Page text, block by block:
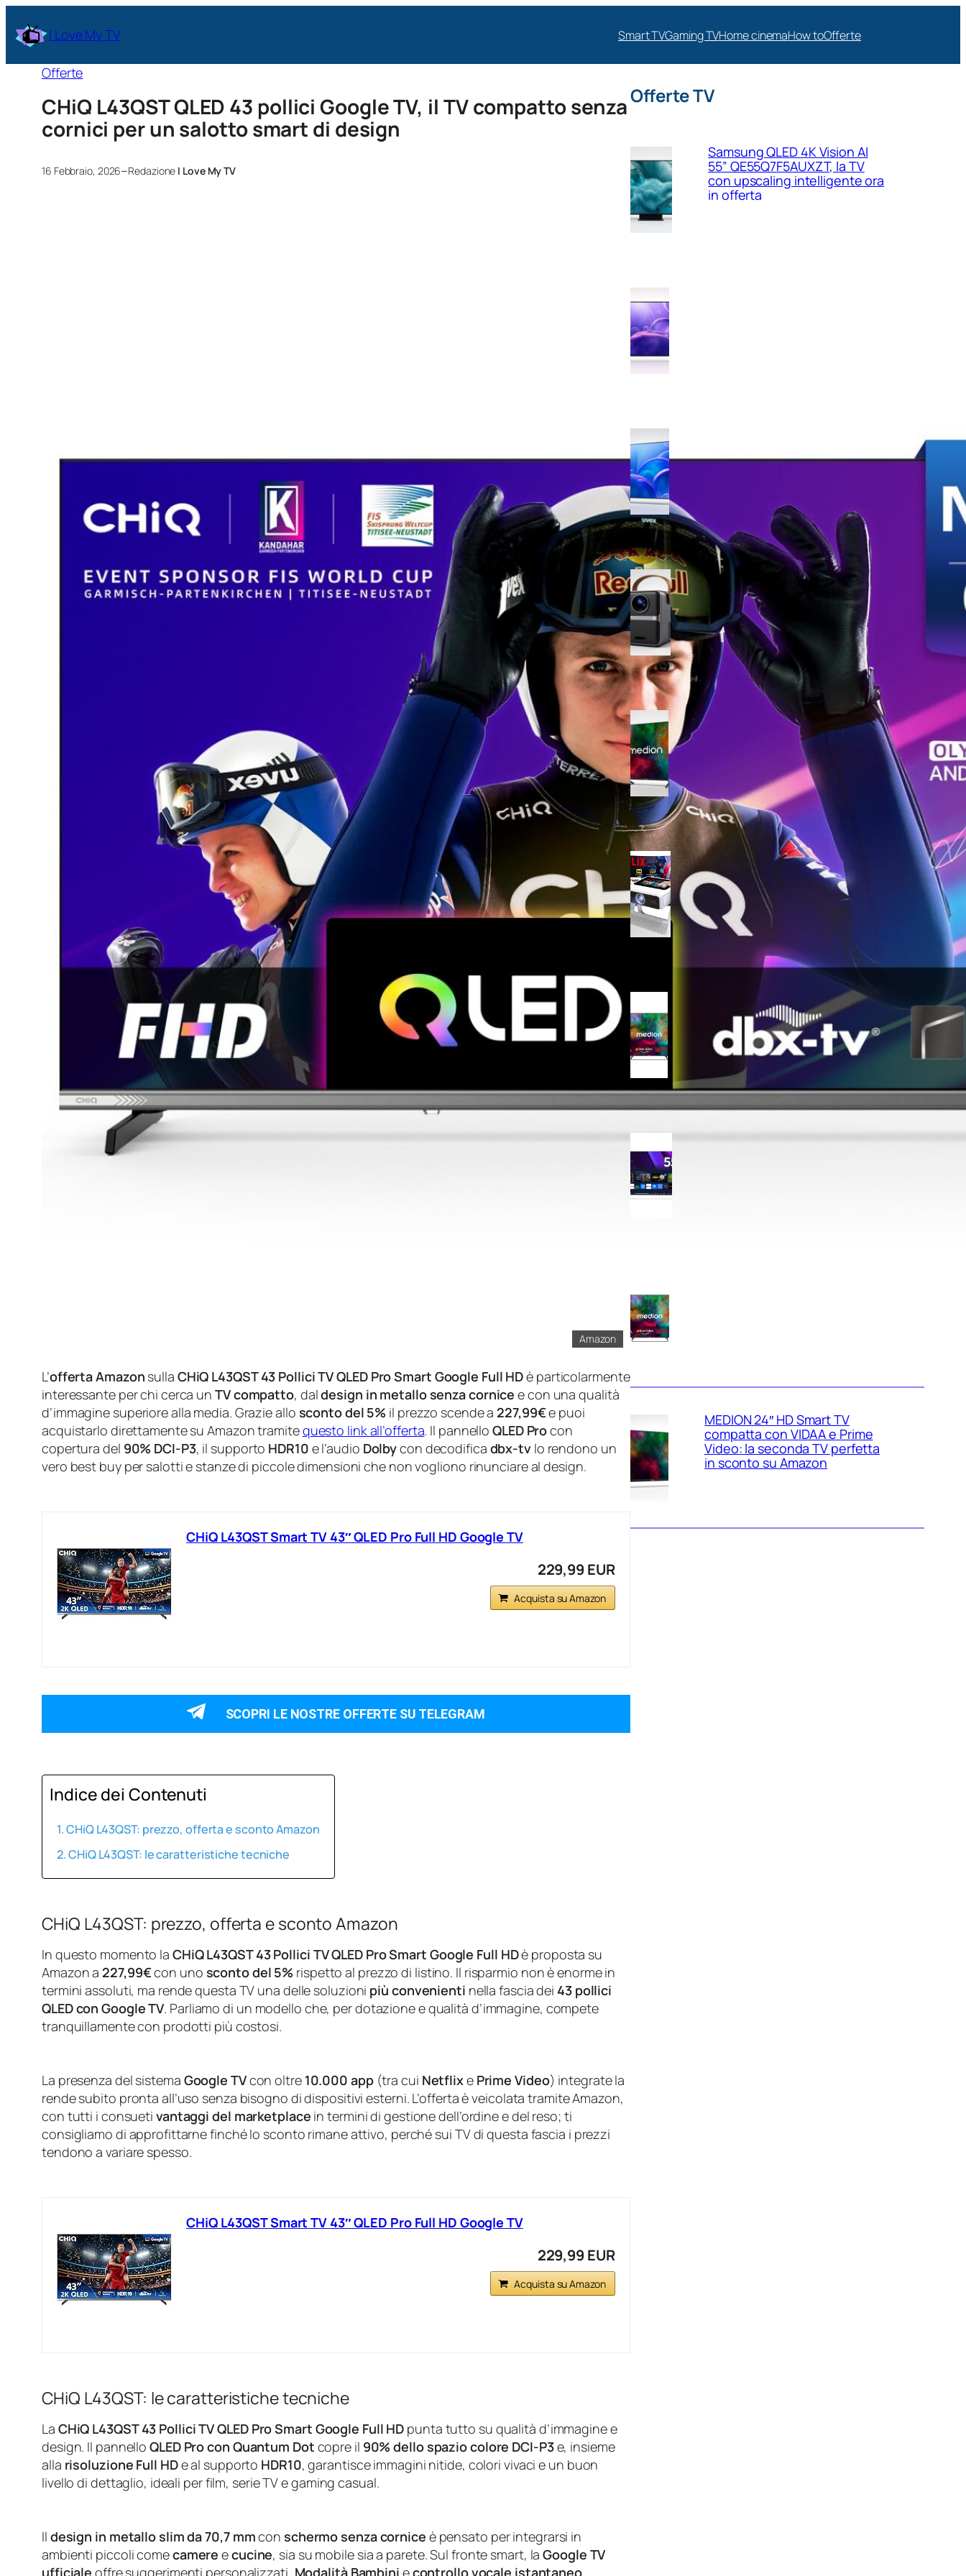
I Love My TV Smart TVGaming TVHome cinemaHow toOfferte
Offerte
CHiQ L43QST QLED 43 pollici Google TV, il TV compatto senza
cornici per un salotto smart di design
16 Febbraio, 2026–Redazione I Love My TV
Amazon
L’offerta Amazon sulla CHiQ L43QST 43 Pollici TV QLED Pro Smart Google Full HDè particolarmente
interessante per chi cerca un TV compatto, daldesign in metallo senza cornice e con una qualità
d’immagine superiore alla media. Grazie allo sconto del 5% il prezzo scende a 227,99€e puoi
acquistarlo direttamente su Amazon tramitequesto link all’offerta. Il pannelloQLED Procon
copertura del 90% DCI-P3, il supporto HDR10 e l’audio Dolbycon decodifica dbx-tvlo rendono un
vero best buy per salotti e stanze di piccole dimensioni che non vogliono rinunciare al design.
CHiQ L43QST Smart TV 43″ QLED Pro Full HD Google TV
229,99 EUR
Acquista su Amazon
SCOPRI LE NOSTRE OFFERTE SU TELEGRAM
Indice dei Contenuti
CHiQ L43QST: prezzo, offerta e sconto Amazon
CHiQ L43QST: le caratteristiche tecniche
CHiQ L43QST: prezzo, offerta e sconto Amazon
In questo momento la CHiQ L43QST 43 Pollici TV QLED Pro Smart Google Full HDè proposta su
Amazon a 227,99€con uno sconto del 5% rispetto al prezzo di listino. Il risparmio non è enorme in
termini assoluti, ma rende questa TV una delle soluzioni più convenienti nella fascia dei 43 pollici
QLED con Google TV. Parliamo di un modello che, per dotazione e qualità d’immagine, compete
tranquillamente con prodotti più costosi.
La presenza del sistema Google TVcon oltre 10.000 app(tra cui Netflixe Prime Video) integrate la
rende subito pronta all’uso senza bisogno di dispositivi esterni. L’offerta è veicolata tramite Amazon,
con tutti i consueti vantaggi del marketplace in termini di gestione dell’ordine e del reso; ti
consigliamo di approfittarne finché lo sconto rimane attivo, perché sui TV di questa fascia i prezzi
tendono a variare spesso.
CHiQ L43QST Smart TV 43″ QLED Pro Full HD Google TV
229,99 EUR
Acquista su Amazon
CHiQ L43QST: le caratteristiche tecniche
La CHiQ L43QST 43 Pollici TV QLED Pro Smart Google Full HD punta tutto su qualità d’immagine e
design. Il pannello QLED Pro con Quantum Dot copre il 90% dello spazio colore DCI-P3e, insieme
alla risoluzione Full HDe al supporto HDR10, garantisce immagini nitide, colori vivaci e un buon
livello di dettaglio, ideali per film, serie TV e gaming casual.
Il design in metallo slim da 70,7 mmcon schermo senza cornice è pensato per integrarsi in
ambienti piccoli comecamere ecucine, sia su mobile sia a parete. Sul fronte smart, laGoogle TV
Offerte TV
Samsung QLED 4K Vision AI
55” QE55Q7F5AUXZT, la TV
con upscaling intelligente ora
in offerta
2025 perfetta per il salotto a
WiMiUS proiettore portatile 4K
smart con Netflix ready, il mini
cinema tascabile in promo su
Amazon
Medion 55″ QLED 4K
MD855701, smart TV completa
con Dolby Vision e app
integrate in offerta su Amazon
Mini proiettore smart 4K con
WiFi 6 e touchscreen, il
compatto perfetto per il
cinema in ogni stanza
MEDION 50″ Ultra HD Smart TV
con Dolby Vision e Atmos: la 4K
equilibrata per il salotto in
sconto su Amazon
MEDION 24″ HD Smart TV
compatta con VIDAA e Prime
Video: la seconda TV perfetta
in sconto su Amazon